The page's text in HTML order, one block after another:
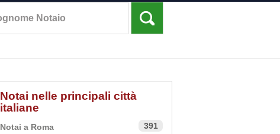
Notai nelle principali città
italiane
Notai a Roma
391